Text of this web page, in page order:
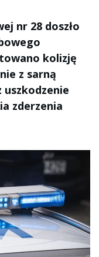
nr 28 doszło
kolizję
z sarną
zderzenia